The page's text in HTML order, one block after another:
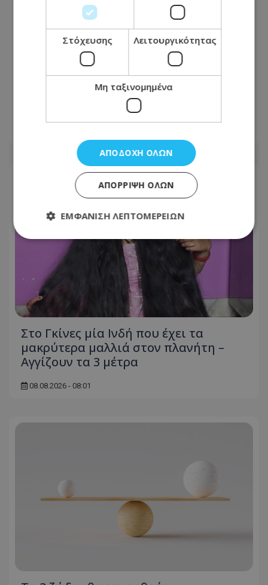
«Βγήκα χάλια!»: Γιατί δεν μας
αρέσουμε στις φωτογραφίες, ενώ οι
άλλοι μάς βλέπουν όμορφους
Στο Γκίνες μία Ινδή που έχει τα
μακρύτερα μαλλιά στον πλανήτη –
Αγγίζουν τα 3 μέτρα
08.08.2026 - 08:01
Στόχευσης Λειτουργικότητας
Μη ταξινομημένα
ΑΠΟΔΟΧΉ ΌΛΩΝ
ΑΠΌΡΡΙΨΗ ΌΛΩΝ
ΕΜΦΆΝΙΣΗ ΛΕΠΤΟΜΕΡΕΙΏΝ
Απολύτως απαραίτητα
Απόδοσης
Λειτουργικότητας
Μη ταξινομημένα
Τα απολύτως απαραίτητα cookies επιτρέπουν
βασικές λειτουργίες του ιστότοπου, όπως τη
σύνδεση χρήστη και τη διαχείριση λογαριασμού.
Ο ιστότοπος δεν μπορεί να χρησιμοποιηθεί σωστά
χωρίς τα απολύτως απαραίτητα cookies.